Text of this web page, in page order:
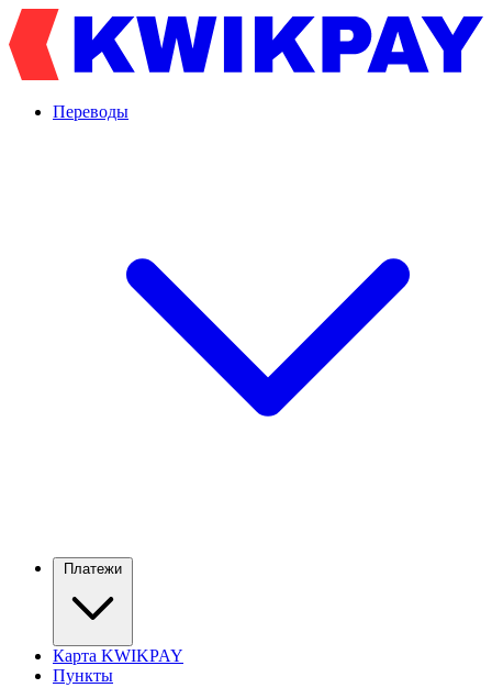
Переводы
Платежи
Карта KWIKPAY
Пункты